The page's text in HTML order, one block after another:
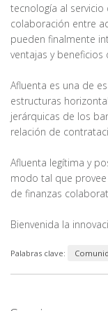
tecnología al
colaboración entre
pueden finalmente
ventajas y beneficios
Afluenta es una de
estructuras
jerárquicas de los
relación de
Afluenta legítima y
modo tal que
de finanzas
Bienvenida la
Palabras clave: